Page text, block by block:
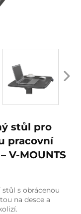
stůl pro
pracovní
V-MOUNTS
s obrácenou
na desce a